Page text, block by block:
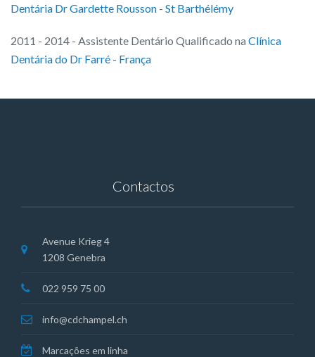
Dentária Dr Gardette Rousson - St Barthélémy
2011 - 2014 - Assistente Dentário Qualificado na Clínica
Dentária do Dr Farré - França
Contactos
Avenue Krieg 4
1208 Genebra
022 959 75 00
info@cdchampel.ch
Marcações em linha